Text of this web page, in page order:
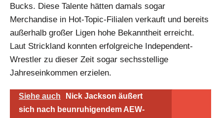
Bucks. Diese Talente hätten damals sogar
Merchandise in Hot-Topic-Filialen verkauft und bereits
außerhalb großer Ligen hohe Bekanntheit erreicht.
Laut Strickland konnten erfolgreiche Independent-
Wrestler zu dieser Zeit sogar sechsstellige
Jahreseinkommen erzielen.
Siehe auch
Nick Jackson äußert
sich nach beunruhigendem AEW-